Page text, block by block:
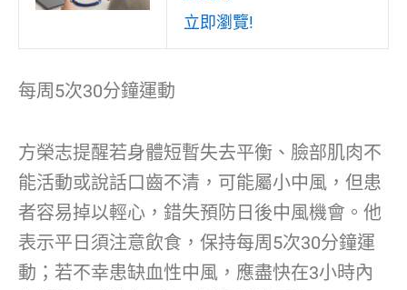
立即瀏覽!
每周5次30分鐘運動
方榮志提醒若身體短暫失去平衡、臉部肌肉不
能活動或說話口齒不清，可能屬小中風，但患
者容易掉以輕心，錯失預防日後中風機會。他
表示平日須注意飲食，保持每周5次30分鐘運
動；若不幸患缺血性中風，應盡快在3小時內